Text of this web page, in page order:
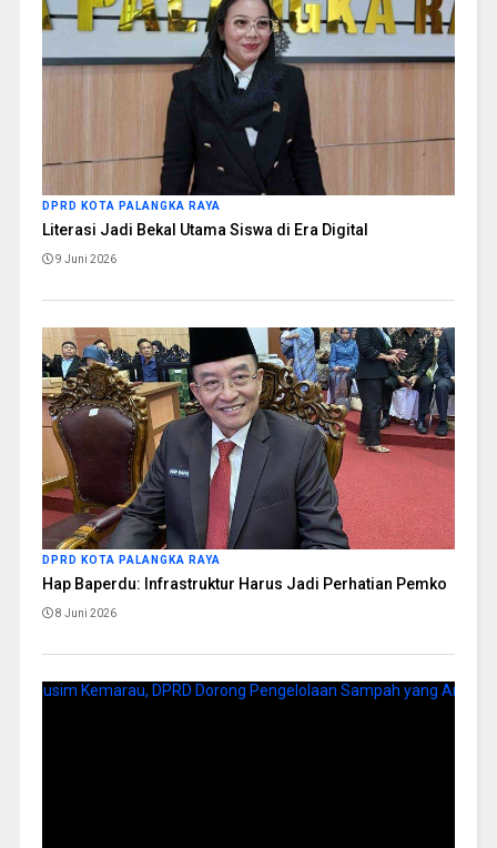
DPRD KOTA PALANGKA RAYA
Literasi Jadi Bekal Utama Siswa di Era Digital
9 Juni 2026
DPRD KOTA PALANGKA RAYA
Hap Baperdu: Infrastruktur Harus Jadi Perhatian Pemko
8 Juni 2026